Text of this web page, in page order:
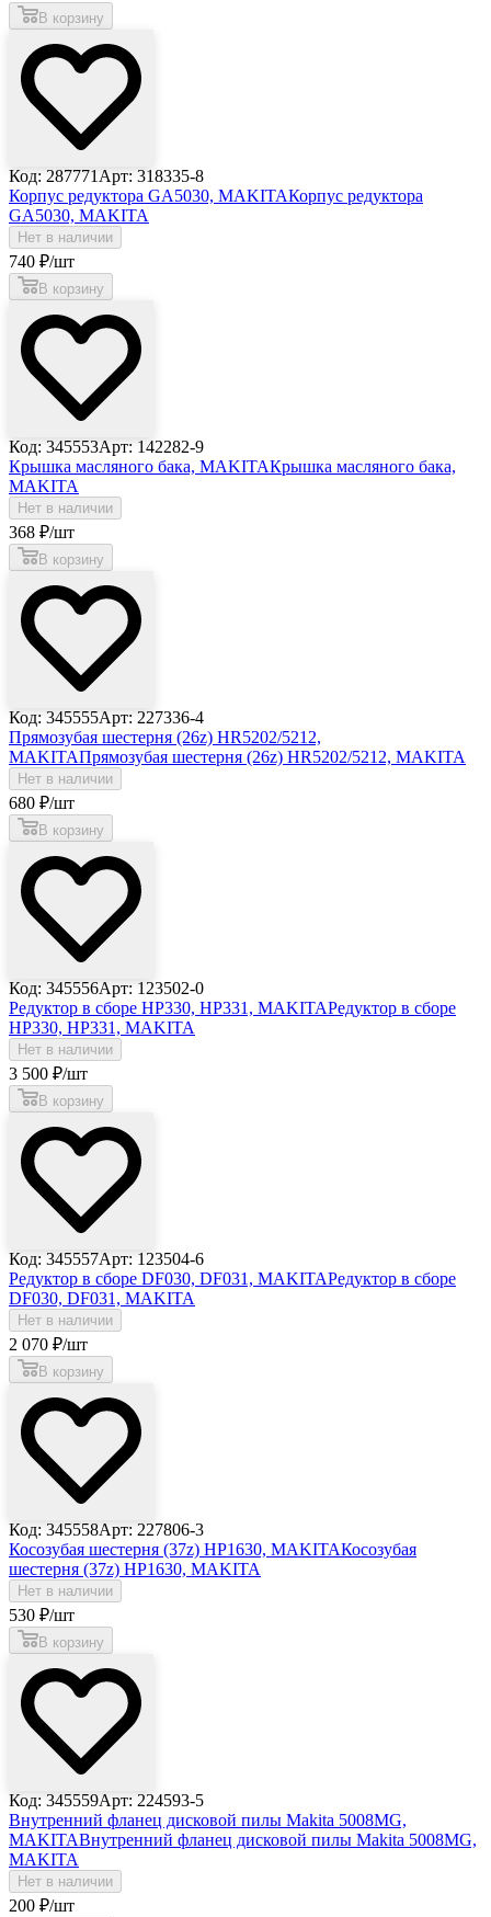
В корзину
Код: 287771 Арт: 318335-8
Корпус редуктора GA5030, MAKITAКорпус редуктора
GA5030, MAKITA
Нет в наличии
740 ₽/шт
В корзину
Код: 345553Арт: 142282-9
Крышка масляного бака, MAKITAКрышка масляного бака,
MAKITA
Нет в наличии
368 ₽/шт
В корзину
Код: 345555Арт: 227336-4
Прямозубая шестерня (26z) HR5202/5212,
MAKITAПрямозубая шестерня (26z) HR5202/5212, MAKITA
Нет в наличии
680 ₽/шт
В корзину
Код: 345556Арт: 123502-0
Редуктор в сборе HP330, HP331, MAKITAРедуктор в сборе
HP330, HP331, MAKITA
Нет в наличии
3 500 ₽/шт
В корзину
Код: 345557Арт: 123504-6
Редуктор в сборе DF030, DF031, MAKITAРедуктор в сборе
DF030, DF031, MAKITA
Нет в наличии
2 070 ₽/шт
В корзину
Код: 345558Арт: 227806-3
Косозубая шестерня (37z) HP1630, MAKITAКосозубая
шестерня (37z) HP1630, MAKITA
Нет в наличии
530 ₽/шт
В корзину
Код: 345559Арт: 224593-5
Внутренний фланец дисковой пилы Makita 5008MG,
MAKITAВнутренний фланец дисковой пилы Makita 5008MG,
MAKITA
Нет в наличии
200 ₽/шт